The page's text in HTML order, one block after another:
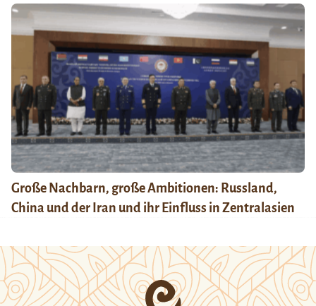
Große Nachbarn, große Ambitionen: Russland,
China und der Iran und ihr Einfluss in Zentralasien